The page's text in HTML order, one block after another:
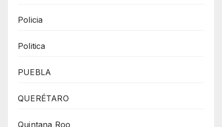
Policia
Politica
PUEBLA
QUERÉTARO
Quintana Roo